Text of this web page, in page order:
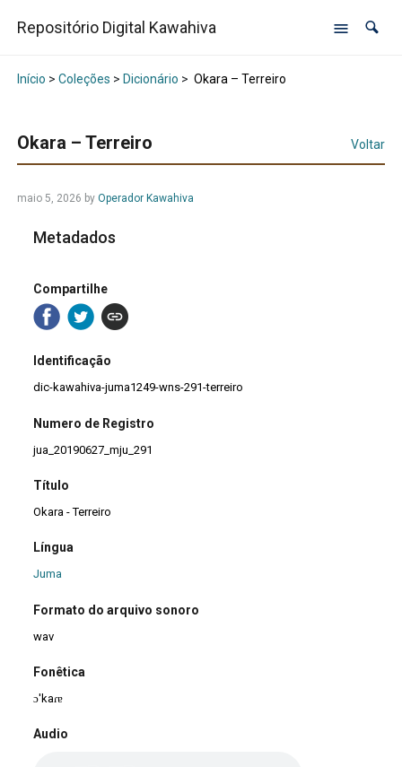
Repositório Digital Kawahiva
Início > Coleções > Dicionário > Okara – Terreiro
Okara – Terreiro Voltar
maio 5, 2026 by Operador Kawahiva
Metadados
Compartilhe
Identificação
dic-kawahiva-juma1249-wns-291-terreiro
Numero de Registro
jua_20190627_mju_291
Título
Okara - Terreiro
Língua
Juma
Formato do arquivo sonoro
wav
Fonêtica
ɔ'kaɾɐ
Audio